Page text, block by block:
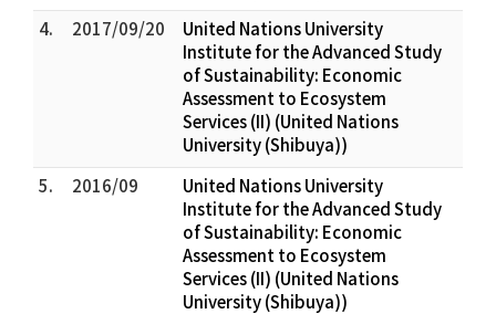
4.
2017/09/20
United Nations University
Institute for the Advanced Study
of Sustainability: Economic
Assessment to Ecosystem
Services (II) (United Nations
University (Shibuya))
5.
2016/09
United Nations University
Institute for the Advanced Study
of Sustainability: Economic
Assessment to Ecosystem
Services (II) (United Nations
University (Shibuya))